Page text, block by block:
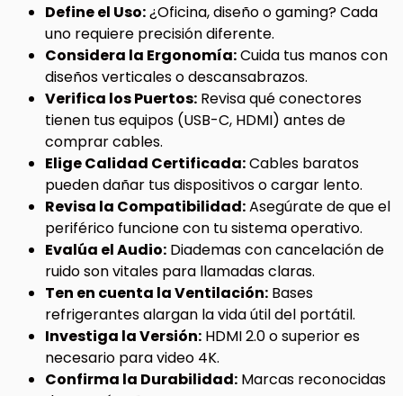
Define el Uso:¿Oficina, diseño o gaming? Cada
uno requiere precisión diferente.
Considera la Ergonomía:Cuida tus manos con
diseños verticales o descansabrazos.
Verifica los Puertos: Revisa qué conectores
tienen tus equipos (USB-C, HDMI) antes de
comprar cables.
Elige Calidad Certificada:Cables baratos
pueden dañar tus dispositivos o cargar lento.
Revisa la Compatibilidad:Asegúrate de que el
periférico funcione con tu sistema operativo.
Evalúa el Audio: Diademas con cancelación de
ruido son vitales para llamadas claras.
Ten en cuenta la Ventilación: Bases
refrigerantes alargan la vida útil del portátil.
Investiga la Versión: HDMI 2.0 o superior es
necesario para video 4K.
Confirma la Durabilidad: Marcas reconocidas